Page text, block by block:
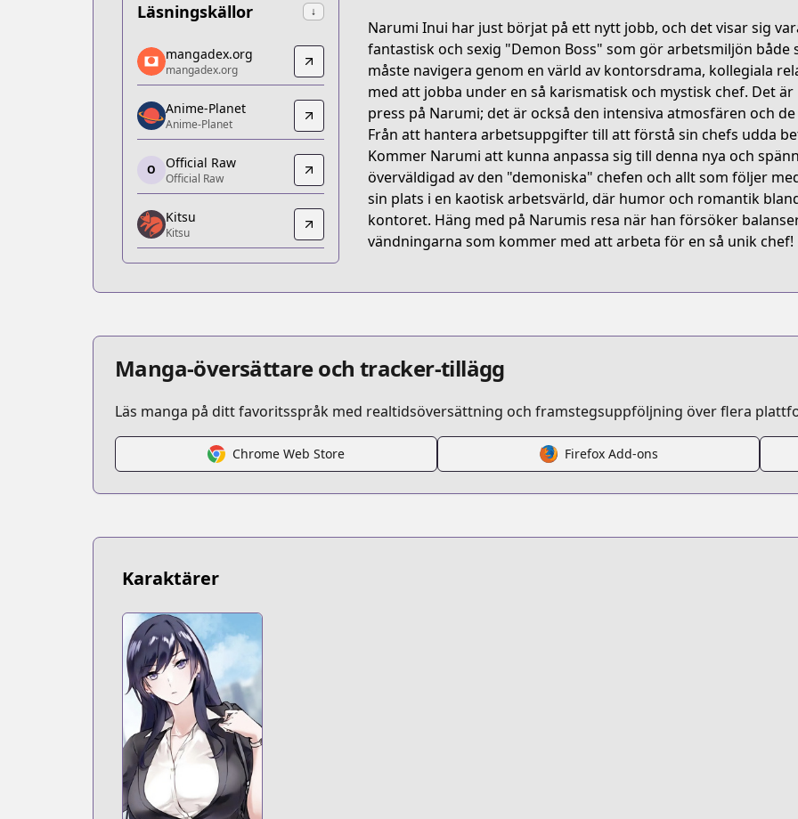
Läsningskällor ↓
mangadex.org
mangadex.org
https://mangadex.org/title/98bee7a0-4af1-4ecf-ad0b-3dcc7d4e1e47
Anime-Planet
Anime-Planet
https://www.anime-planet.com/manga/shishidou-san-ni-shikararetai
Official Raw
Official Raw
https://ichijin-plus.com/comics/2309096751124
Kitsu
Kitsu
mangadex.org
mangadex.org
Anime-Planet
Anime-Planet
O Official Raw
Official Raw
Kitsu
Kitsu
Narumi Inui har just börjat på ett nytt jobb, och det visar sig
fantastisk och sexig "Demon Boss" som gör arbetsmiljön
måste navigera genom en värld av kontorsdrama, kollegiala
med att jobba under en så karismatisk och mystisk chef. Det
press på Narumi; det är också den intensiva atmosfären och
Från att hantera arbetsuppgifter till att förstå sin chefs udda
Kommer Narumi att kunna anpassa sig till denna nya och
överväldigad av den "demoniska" chefen och allt som följer
sin plats i en kaotisk arbetsvärld, där humor och romantik
kontoret. Häng med på Narumis resa när han försöker
vändningarna som kommer med att arbeta för en så unik chef!
Manga-översättare och tracker-tillägg
Läs manga på ditt favoritsspråk med realtidsöversättning och framstegsuppföljning över flera
Chrome Web Store Firefox Add-ons
Karaktärer